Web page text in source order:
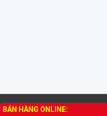
THÔNG TIN LIÊN HỆ
BÁN HÀNG ONLINE: